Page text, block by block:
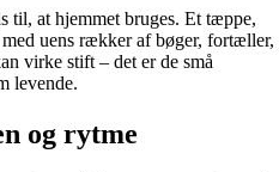
til, at hjemmet bruges. Et tæppe,
uens rækker af bøger, fortæller,
virke stift – det er de små
levende.
og rytme